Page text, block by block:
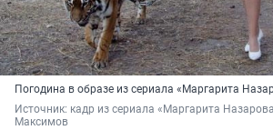
Погодина в образе из сериала «Маргарита
Источник: кадр из сериала «Маргарита
Максимов